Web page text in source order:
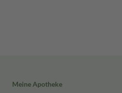
Meine Apotheke